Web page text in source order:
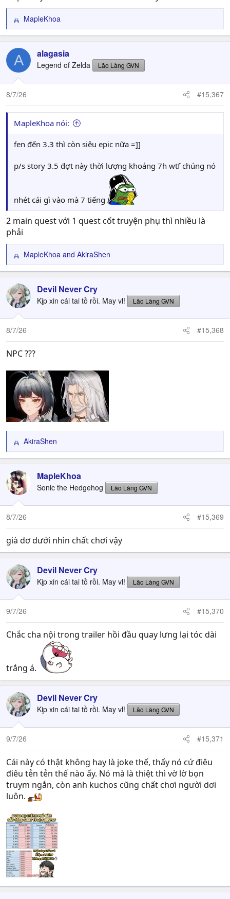
R
e
c
i
o
n
:
MapleKhoa
A alagasia
Legend of Zelda Lão Làng GVN
8/7/26 #15,367
MapleKhoa nói:
fen đến 3.3 thì còn siêu epic nữa =]]
p/s story 3.5 đợt này thời lượng khoảng 7h wtf chúng nó
nhét cái gì vào mà 7 tiếng
2 main quest với 1 quest cốt truyện phụ thì nhiều là
phải
R
e
c
t
i
o
n
MapleKhoa and AkiraShen
Devil Never Cry
Kịp xin cái tai tồ rồi. May vl! Lão Làng GVN
8/7/26 #15,368
NPC ???
R
e
c
t
i
o
n
AkiraShen
MapleKhoa
Sonic the Hedgehog Lão Làng GVN
8/7/26 #15,369
già dơ dưới nhìn chất chơi vậy
Devil Never Cry
Kịp xin cái tai tồ rồi. May vl! Lão Làng GVN
9/7/26 #15,370
Chắc cha nội trong trailer hồi đầu quay lưng lại tóc dài
trắng á.
Devil Never Cry
Kịp xin cái tai tồ rồi. May vl! Lão Làng GVN
9/7/26 #15,371
Cái này có thật không hay là joke thế, thấy nó cứ điêu
điêu tẻn tẻn thế nào ấy. Nó mà là thiệt thì vờ lờ bọn
truym ngắn, còn anh kuchos cũng chất chơi người dơi
luôn.